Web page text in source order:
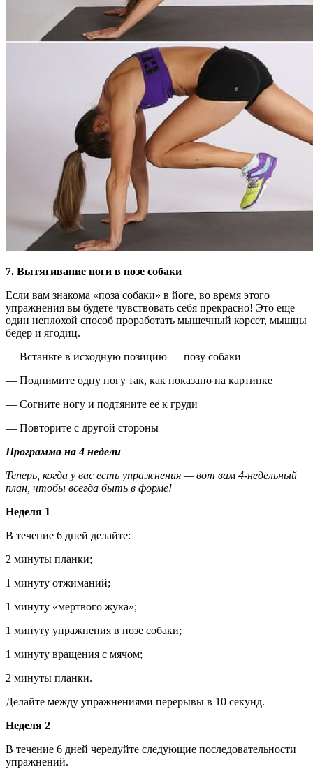
7. Вытягивание ноги в позе собаки
Если вам знакома «поза собаки» в йоге, во время этого
упражнения вы будете чувствовать себя прекрасно! Это еще
один неплохой способ проработать мышечный корсет, мышцы
бедер и ягодиц.
— Встаньте в исходную позицию — позу собаки
— Поднимите одну ногу так, как показано на картинке
— Согните ногу и подтяните ее к груди
— Повторите с другой стороны
Программа на 4 недели
Теперь, когда у вас есть упражнения — вот вам 4-недельный
план, чтобы всегда быть в форме!
Неделя 1
В течение 6 дней делайте:
2 минуты планки;
1 минуту отжиманий;
1 минуту «мертвого жука»;
1 минуту упражнения в позе собаки;
1 минуту вращения с мячом;
2 минуты планки.
Делайте между упражнениями перерывы в 10 секунд.
Неделя 2
В течение 6 дней чередуйте следующие последовательности
упражнений.